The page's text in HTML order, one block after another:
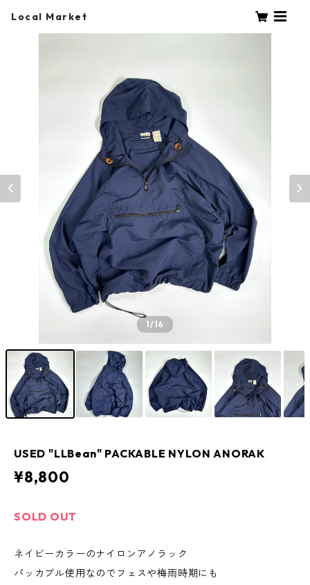
Local Market
1/16
USED "LLBean" PACKABLE NYLON ANORAK
¥8,800
SOLD OUT
ネイビーカラーのナイロンアノラック
パッカブル使用なのでフェスや梅雨時期にも